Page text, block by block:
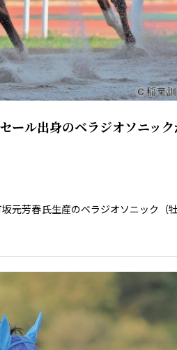
ール出身のベラジオソニッ
元芳春氏生産のベラジオソニック（